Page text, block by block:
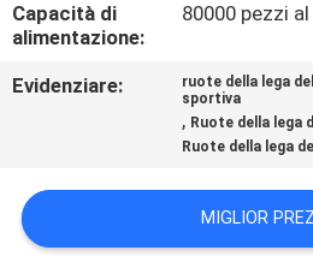
MAPPA
DEL
PRIVACY
POLICY
Capacità di
alimentazione:
80000 pezzi
Evidenziare:
ruote della lega
sportiva
, Ruote della lega
Ruote della lega
MIGLIOR